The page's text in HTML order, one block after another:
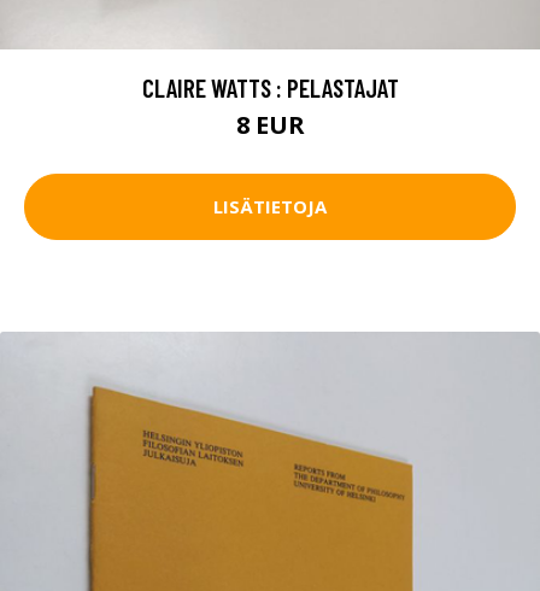
CLAIRE WATTS : PELASTAJAT
8 EUR
LISÄTIETOJA